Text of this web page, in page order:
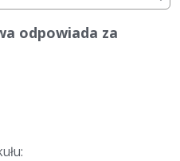
odpowiada za